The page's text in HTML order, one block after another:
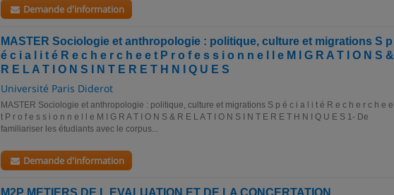
Demande d'information
MASTER Sociologie et anthropologie : politique, culture et migrations S p
é c i a l i t é R e c h e r c h e e t P r o f e s s i o n n e l l e M I G R A T I O N S &
R E L A T I O N S I N T E R E T H N I Q U E S
Université Paris Diderot
MASTER Sociologie et anthropologie : politique, culture et migrations S p é c i a l i t é R e c h e r c h e e
t P r o f e s s i o n n e l l e M I G R A T I O N S & R E L A T I O N S I N T E R E T H N I Q U E S 1- De
familiariser les étudiants avec le corpus...
Demande d'information
M2P METIERS DE L EVALUATION ET DE LA CONCERTATION